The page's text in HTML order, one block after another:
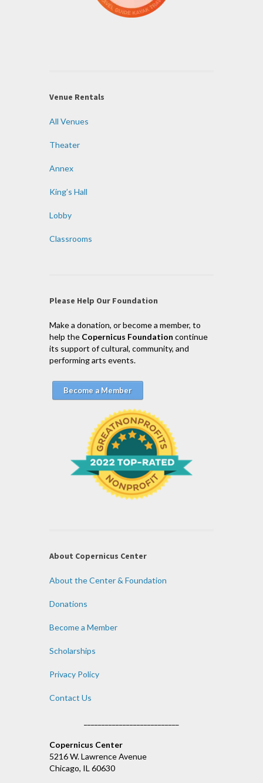
Venue Rentals
All Venues
Theater
Annex
King’s Hall
Lobby
Classrooms
Please Help Our Foundation
Make a donation, or become a member, to
help the Copernicus Foundation continue
its support of cultural, community, and
performing arts events.
Become a Member
About Copernicus Center
About the Center & Foundation
Donations
Become a Member
Scholarships
Privacy Policy
Contact Us
Copernicus Center
5216 W. Lawrence Avenue
Chicago, IL 60630